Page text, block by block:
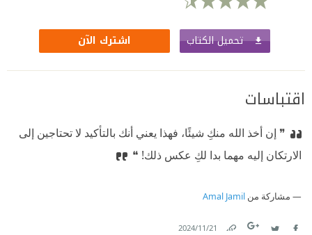
تحميل الكتاب اشترك الآن
اقتباسات
❞ إن أخذ الله منكِ شيئًا، فهذا يعني أنك بالتأكيد لا تحتاجين إلى
الارتكان إليه مهما بدا لكِ عكس ذلك! ❝
مشاركة من Amal Jamil
21‏/11‏/2024